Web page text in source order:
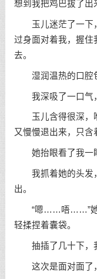
想到我把鸡巴拔了出
玉儿迷茫了一下，
过身面对着我，握住
去。
湿润温热的口腔包
我深吸了一口气，
玉儿含得很深，喉
又慢慢退出来，只含
她抬眼看了我一眼
我抓着她的头发，
出。
“嗯……唔……”她发
轻揉捏着囊袋。
抽插了几十下，我
这次是面对面了，